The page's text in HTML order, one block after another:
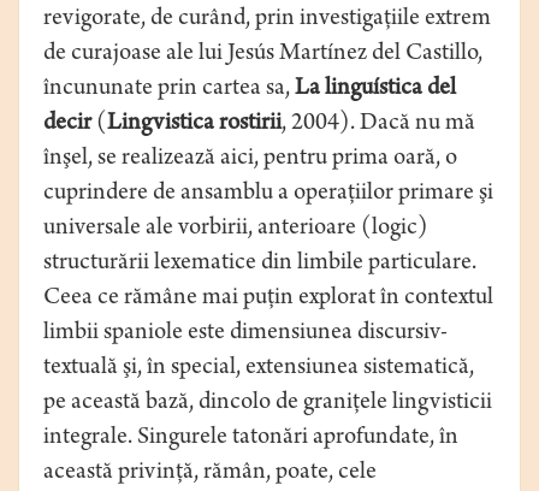
revigorate, de curând, prin investigaţiile extrem
de curajoase ale lui Jesús Martínez del Castillo,
încununate prin cartea sa,La linguística del
decir(Lingvistica rostirii, 2004). Dacă nu mă
înşel, se realizează aici, pentru prima oară, o
cuprindere de ansamblu a operaţiilor primare şi
universale ale vorbirii, anterioare (logic)
structurării lexematice din limbile particulare.
Ceea ce rămâne mai puţin explorat în contextul
limbii spaniole este dimensiunea discursiv-
textuală şi, în special, extensiunea sistematică,
pe această bază, dincolo de graniţele lingvisticii
integrale. Singurele tatonări aprofundate, în
această privinţă, rămân, poate, cele